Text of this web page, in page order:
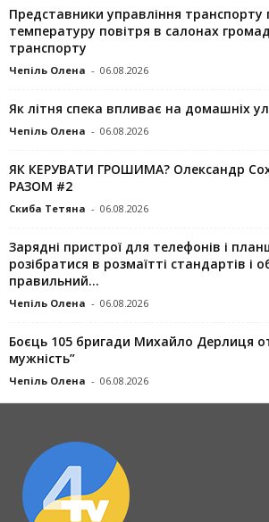
Представники управління транспорту
температуру повітря в салонах
транспорту
Чепіль Олена - 06.08.2026
Як літня спека впливає на домашніх
Чепіль Олена - 06.08.2026
ЯК КЕРУВАТИ ГРОШИМА? Олександр
РАЗОМ #2
Скиба Тетяна - 06.08.2026
Зарядні пристрої для телефонів і
розібратися в розмаїтті стандартів і
правильний...
Чепіль Олена - 06.08.2026
Боєць 105 бригади Михайло Дерлиця
мужність”
Чепіль Олена - 06.08.2026